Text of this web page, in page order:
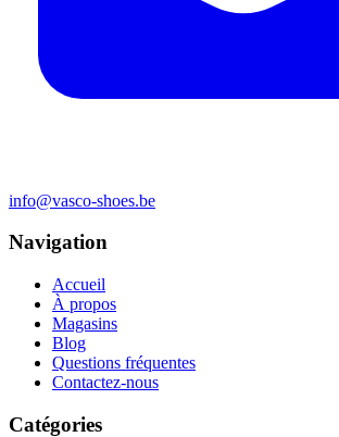
info@vasco-shoes.be
Navigation
Accueil
À propos
Magasins
Blog
Questions fréquentes
Contactez-nous
Catégories